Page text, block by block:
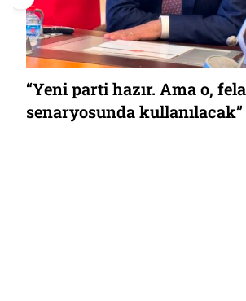
“Yeni parti hazır. Ama o,
senaryosunda kullanılacak”